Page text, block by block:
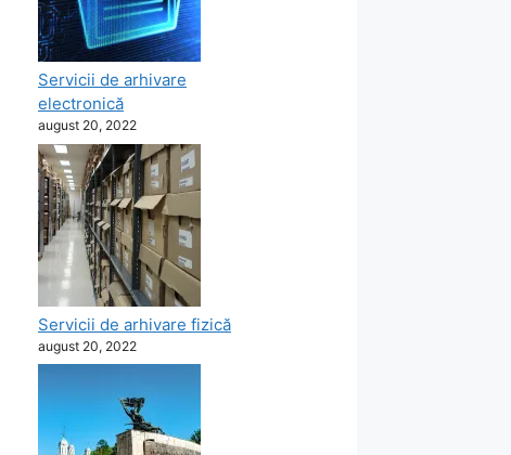
Servicii de arhivare
electronică
august 20, 2022
Servicii de arhivare fizică
august 20, 2022